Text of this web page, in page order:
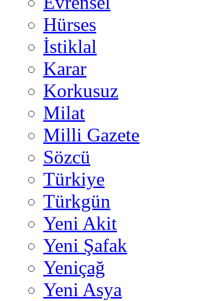
Hürses
İstiklal
Karar
Korkusuz
Milat
Milli Gazete
Sözcü
Türkiye
Türkgün
Yeni Akit
Yeni Şafak
Yeniçağ
Yeni Asya